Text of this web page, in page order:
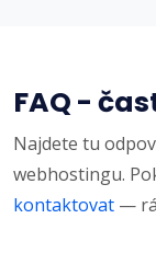
FAQ -
Najdete tu
webhostingu.
kontaktovat —